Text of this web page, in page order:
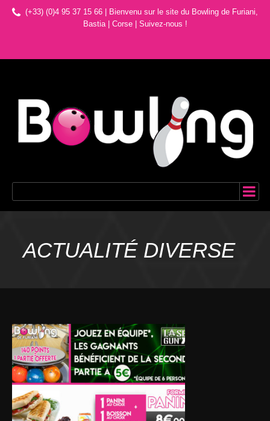
(+33) (0)4 95 37 15 66 | Bienvenu sur le site du Bowling de Furiani,
Bastia | Corse| Suivez-nous !
ACTUALITÉ DIVERSE